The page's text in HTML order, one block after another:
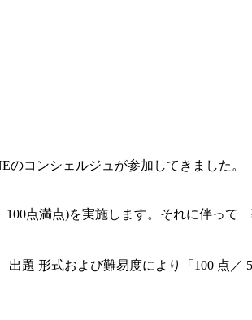
コンシェルジュが参加してきました。
点満点)を実施します。それに伴って
題 形式および難易度により「100 点／